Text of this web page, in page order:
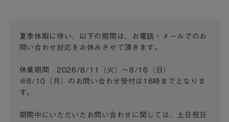
夏季休暇に伴い、以下の期間は、お電話・メールでのお
問い合わせ対応をお休みさせて頂きます。
休業期間 2026/8/11（火）～8/16（日）
※8/10（月）のお問い合わせ受付は16時までとなりま
す。
期間中にいただいたお問い合わせに関しては、土日祝日